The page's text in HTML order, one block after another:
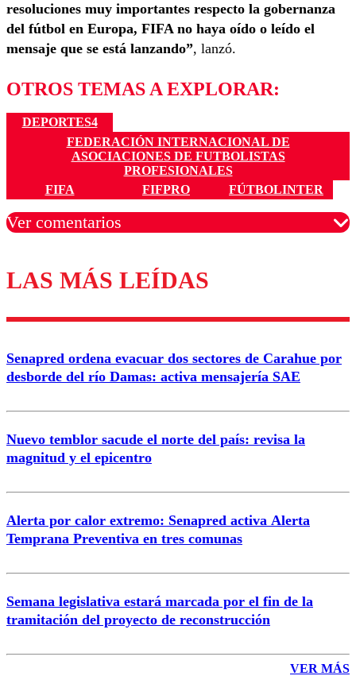
resoluciones muy importantes respecto la gobernanza
del fútbol en Europa, FIFA no haya oído o leído el
mensaje que se está lanzando”, lanzó.
OTROS TEMAS A EXPLORAR:
DEPORTES4
FEDERACIÓN INTERNACIONAL DE
ASOCIACIONES DE FUTBOLISTAS
PROFESIONALES
FIFA
FIFPRO FÚTBOLINTER
Ver comentarios
Los comentarios son moderados para garantizar un
diálogo respetuoso.
Correo
LAS MÁS LEÍDAS
Senapred ordena evacuar dos sectores de Carahue por
desborde del río Damas: activa mensajería SAE
Nuevo temblor sacude el norte del país: revisa la
magnitud y el epicentro
Alerta por calor extremo: Senapred activa Alerta
Temprana Preventiva en tres comunas
Semana legislativa estará marcada por el fin de la
tramitación del proyecto de reconstrucción
VER MÁS